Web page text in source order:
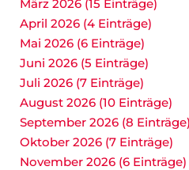
März 2026 (15 Einträge)
April 2026 (4 Einträge)
Mai 2026 (6 Einträge)
Juni 2026 (5 Einträge)
Juli 2026 (7 Einträge)
August 2026 (10 Einträge)
September 2026 (8 Einträge)
Oktober 2026 (7 Einträge)
November 2026 (6 Einträge)